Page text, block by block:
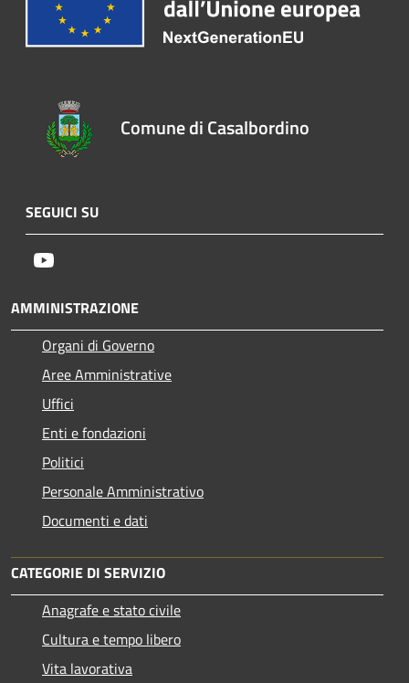
Comune di Casalbordino
SEGUICI SU
AMMINISTRAZIONE
Organi di Governo
Aree Amministrative
Uffici
Enti e fondazioni
Politici
Personale Amministrativo
Documenti e dati
CATEGORIE DI SERVIZIO
Anagrafe e stato civile
Cultura e tempo libero
Vita lavorativa